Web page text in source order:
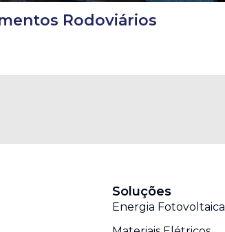
Rodoviários
Soluções
Energia Fotovoltaica